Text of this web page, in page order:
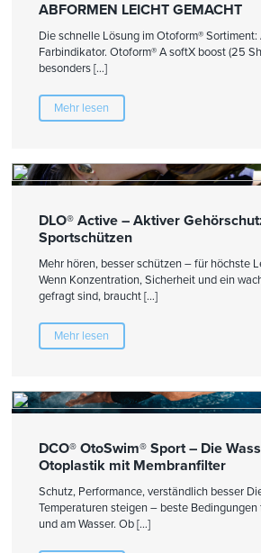
ABFORMEN LEICHT GEMACHT
Die schnelle Lösung im Otoform®
Farbindikator. Otoform® A softX boost (25
besonders […]
Mehr lesen
DLO® Active – Aktiver
Sportschützen
Mehr hören, besser schützen – für höchste
Wenn Konzentration, Sicherheit und ein
gefragt sind, braucht […]
Mehr lesen
DCO® OtoSwim® Sport – Die
Otoplastik mit Membranfilter
Schutz, Performance, verständlich besser
Temperaturen steigen – beste
und am Wasser. Ob […]